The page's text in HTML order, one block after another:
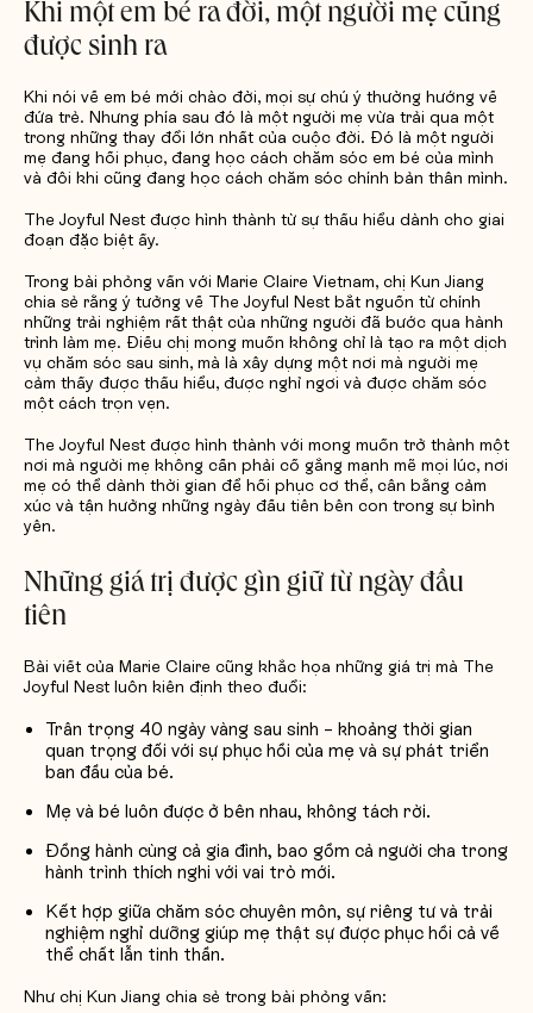
Khi một em bé ra đời, một người mẹ cũng
được sinh ra
Khi nói về em bé mới chào đời, mọi sự chú ý thường hướng về
đứa trẻ. Nhưng phía sau đó là một người mẹ vừa trải qua một
trong những thay đổi lớn nhất của cuộc đời. Đó là một người
mẹ đang hồi phục, đang học cách chăm sóc em bé của mình
và đôi khi cũng đang học cách chăm sóc chính bản thân mình.
The Joyful Nest được hình thành từ sự thấu hiểu dành cho giai
đoạn đặc biệt ấy.
Trong bài phỏng vấn với Marie Claire Vietnam, chị Kun Jiang
chia sẻ rằng ý tưởng về The Joyful Nest bắt nguồn từ chính
những trải nghiệm rất thật của những người đã bước qua hành
trình làm mẹ. Điều chị mong muốn không chỉ là tạo ra một dịch
vụ chăm sóc sau sinh, mà là xây dựng một nơi mà người mẹ
cảm thấy được thấu hiểu, được nghỉ ngơi và được chăm sóc
một cách trọn vẹn.
The Joyful Nest được hình thành với mong muốn trở thành một
nơi mà người mẹ không cần phải cố gắng mạnh mẽ mọi lúc, nơi
mẹ có thể dành thời gian để hồi phục cơ thể, cân bằng cảm
xúc và tận hưởng những ngày đầu tiên bên con trong sự bình
yên.
Những giá trị được gìn giữ từ ngày đầu
tiên
Bài viết của Marie Claire cũng khắc họa những giá trị mà The
Joyful Nest luôn kiên định theo đuổi:
Trân trọng 40 ngày vàng sau sinh – khoảng thời gian
quan trọng đối với sự phục hồi của mẹ và sự phát triển
ban đầu của bé.
Mẹ và bé luôn được ở bên nhau, không tách rời.
Đồng hành cùng cả gia đình, bao gồm cả người cha trong
hành trình thích nghi với vai trò mới.
Kết hợp giữa chăm sóc chuyên môn, sự riêng tư và trải
nghiệm nghỉ dưỡng giúp mẹ thật sự được phục hồi cả về
thể chất lẫn tinh thần.
Như chị Kun Jiang chia sẻ trong bài phỏng vấn: